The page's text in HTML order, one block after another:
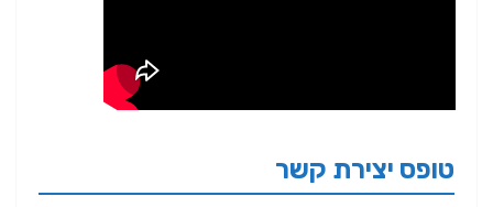
טופס יצירת קשר